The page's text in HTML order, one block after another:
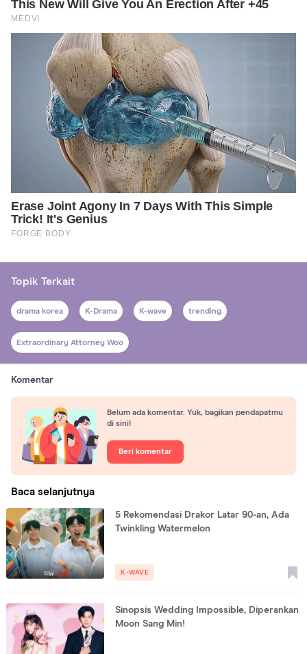
Topik Terkait
drama korea K-Drama K-wave trending
Extraordinary Attorney Woo
Komentar
Belum ada komentar. Yuk, bagikan pendapatmu
di sini!
Beri komentar
Baca selanjutnya
5 Rekomendasi Drakor Latar 90-an, Ada
Twinkling Watermelon
K-WAVE
Sinopsis Wedding Impossible, Diperankan
Moon Sang Min!